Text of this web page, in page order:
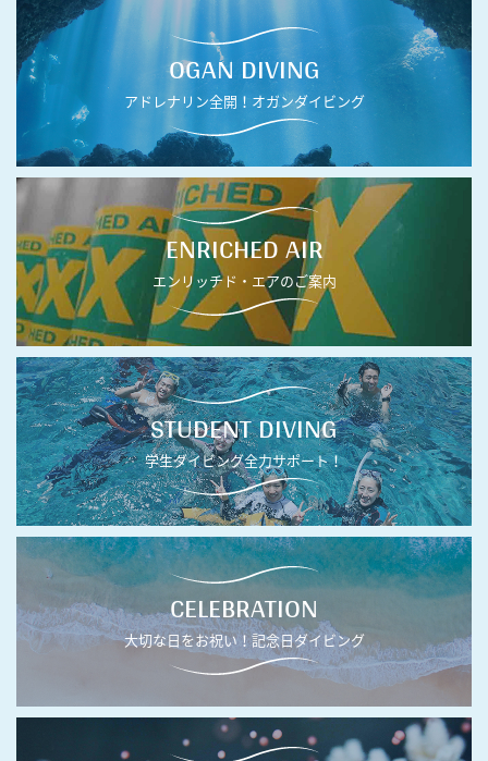
OGAN DIVING
アドレナリン全開！オガンダイビング
ENRICHED AIR
エンリッチド・エアのご案内
STUDENT DIVING
学生ダイビング全力サポート！
CELEBRATION
大切な日をお祝い！記念日ダイビング